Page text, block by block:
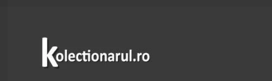
Sari
navigare
Sari
conținut